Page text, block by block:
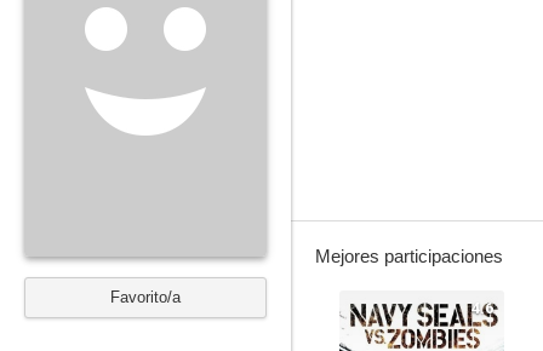
Favorito/a
Mejores participaciones
4.6